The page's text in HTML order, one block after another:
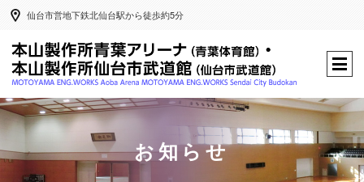
仙台市営地下鉄北仙台駅から徒歩約5分
お知らせ